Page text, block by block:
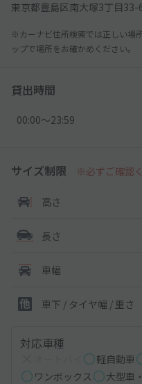
東京都豊島区南大塚3丁目33-
※カーナビ住所検索では正しい場
ップで場所をお確かめください。
貸出時間
00:00〜23:59
サイズ制限 ※必ずご確認
高さ
長さ
車幅
車下 / タイヤ幅 / 重さ
対応車種
軽自動車
ワンボックス
大型車